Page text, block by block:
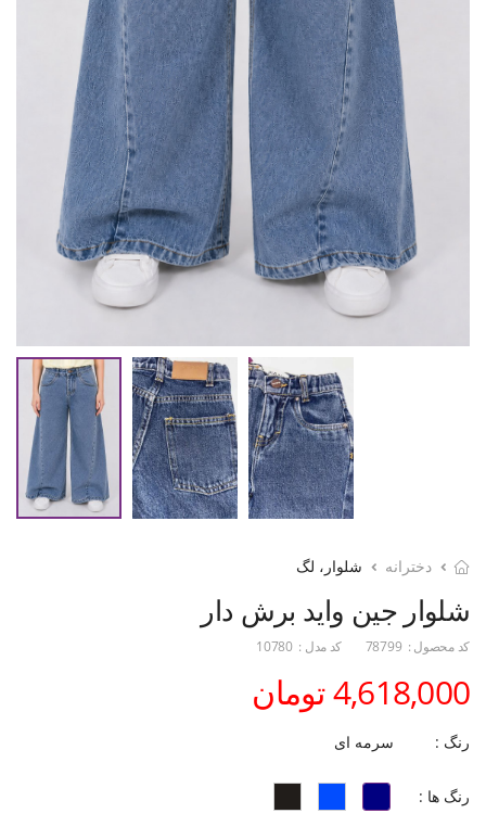
دخترانه شلوار، لگ
شلوار جین واید برش دار
کد محصول : 78799 کد مدل : 10780
4,618,000 تومان
رنگ : سرمه ای
رنگ ها :